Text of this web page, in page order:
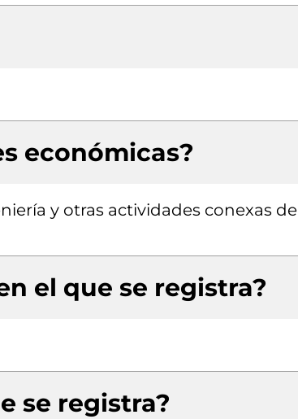
económicas?
y otras actividades conexas de
el que se registra?
se registra?